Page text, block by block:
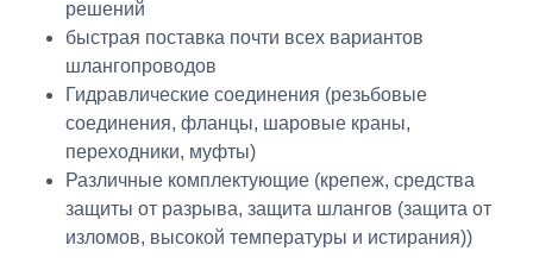
решений
быстрая поставка почти всех вариантов
шлангопроводов
Гидравлические соединения (резьбовые
соединения, фланцы, шаровые краны,
переходники, муфты)
Различные комплектующие (крепеж, средства
защиты от разрыва, защита шлангов (защита от
изломов, высокой температуры и истирания))